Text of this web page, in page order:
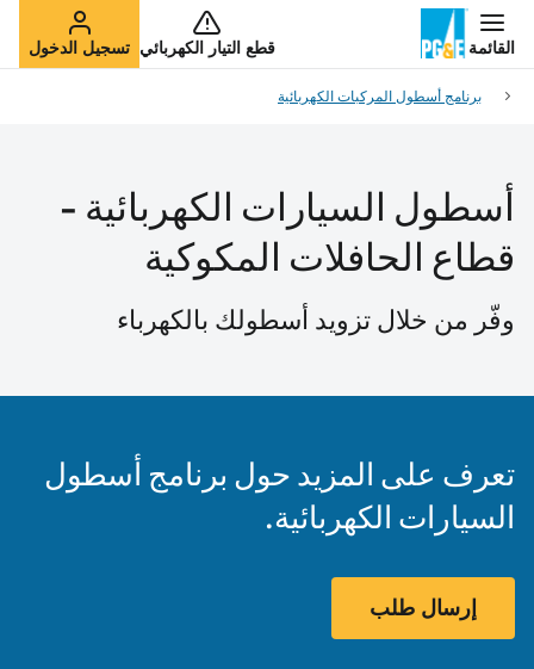
القائمة قطع التيار الكهربائي تسجيل الدخول
برنامج أسطول المركبات الكهربائية
أسطول السيارات الكهربائية -
قطاع الحافلات المكوكية
وفّر من خلال تزويد أسطولك بالكهرباء
تعرف على المزيد حول برنامج أسطول
السيارات الكهربائية.
إرسال طلب